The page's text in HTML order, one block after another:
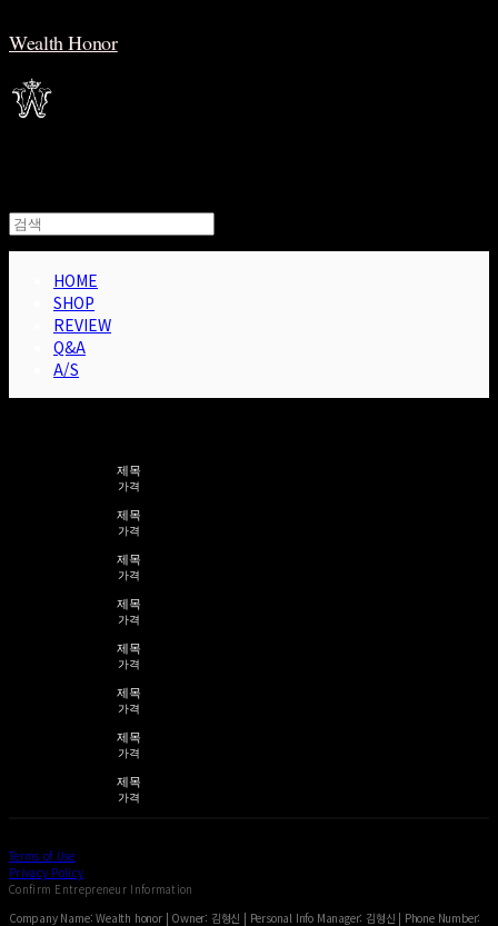
Wealth Honor
HOME
SHOP
REVIEW
Q&A
A/S
제목
가격
제목
가격
제목
가격
제목
가격
제목
가격
제목
가격
제목
가격
제목
가격
Terms of Use
Privacy Policy
Confirm Entrepreneur Information
Company Name: Wealth honor | Owner: 김형신 | Personal Info Manager: 김형신 | Phone Number: